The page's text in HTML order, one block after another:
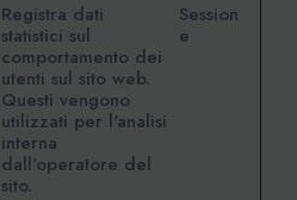
Registra dati
statistici sul
comportamento dei
utenti sul sito web.
Questi vengono
utilizzati per l'analisi
interna
dall'operatore del
sito.
Session
e